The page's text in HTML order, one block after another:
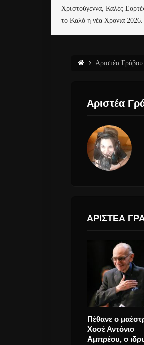
Χριστούγεννα, Καλές
το Καλό η νέα Χρονιά 2026.
Αριστέα Γράβου
Αριστέα
ΑΡΙΣΤΈΑ
Μιχάλης